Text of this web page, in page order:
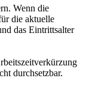
Wenn die
die aktuelle
das Eintrittsalter
durchsetzbar.